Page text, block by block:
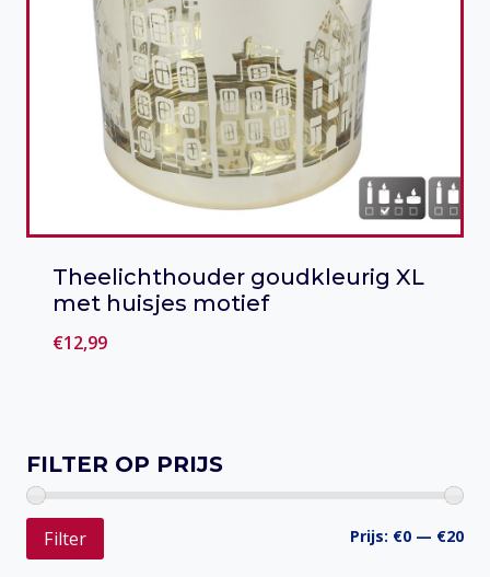
Theelichthouder goudkleurig XL
met huisjes motief
€12,99
FILTER OP PRIJS
Filter Prijs: €0 — €20